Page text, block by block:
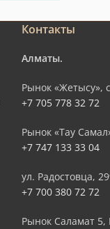
Контакты
Алматы.
Рынок «Жетысу»,
+7 705 778 32 72
Рынок «Тау
+7 747 133 33 04
ул. Радостовца,
+7 700 380 72 72
Рынок Саламат 5,